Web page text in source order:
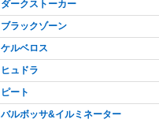
ダークストーカー
ブラックゾーン
ケルベロス
ヒュドラ
ピート
バルボッサ&イルミネーター